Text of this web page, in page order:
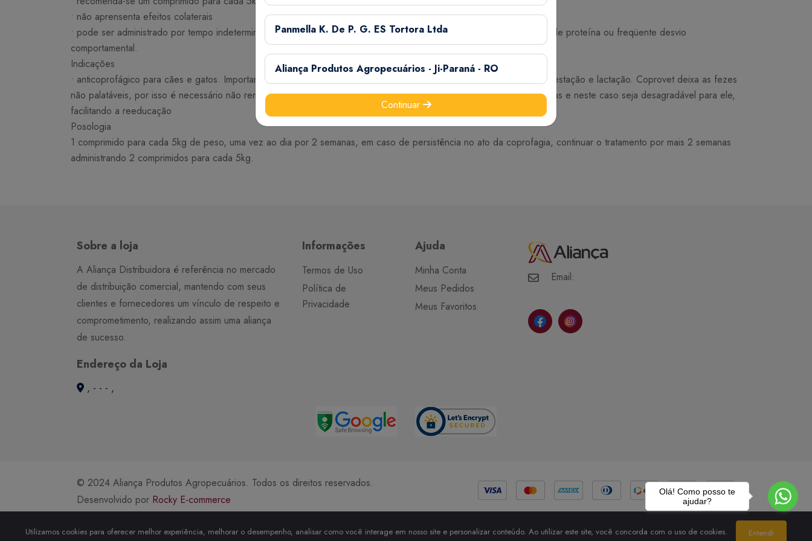
• não aprensenta efeitos colaterais
• pode ser administrado por tempo indeterminado em animais que apresentam deficiência freqüente de má absorção de proteína ou freqüente desvio
comportamental.
Indicações
• anticoprofágico para cães e gatos. Importante: não administrar em filhotes com menos de oito semanas, durante a gestação e lactação. Coprovet deixa as fezes
não palatáveis, por isso é necessário não removê-las imediatamente, para que o cão ou gato tente novamente ingeri-las e neste caso seja desagradável para ele,
facilitando a reeducação
Posologia
1 comprimido para cada 5kg de peso, uma vez ao dia por 2 semanas, em caso de persistência no ato da coprofagia, continuar o tratamento por mais 2 semanas
administrando 2 comprimidos para cada 5kg.
Sobre a loja
A Aliança Distribuidora é referência no mercado
de distribuição comercial, mantendo com seus
clientes e fornecedores um vínculo de respeito e
comprometimento, realizando assim uma aliança
de sucesso.
Endereço da Loja
, - - - ,
Informações
Termos de Uso
Política de
Privacidade
Ajuda
Minha Conta
Meus Pedidos
Meus Favoritos
Email:
© 2024 Aliança Produtos Agropecuários. Todos os direitos reservados.
Desenvolvido por Rocky E-commerce
Métodos de Pagamento
Panmella K. De P. G. ES Tortora Ltda
Aliança Produtos Agropecuários - Ji-Paraná - RO
Continuar
Utilizamos cookies para oferecer melhor experiência, melhorar o desempenho, analisar como você interage em nosso site e personalizar conteúdo. Ao utilizar este site, você concorda com o uso de cookies. Entendi
Olá! Como posso te
ajudar?